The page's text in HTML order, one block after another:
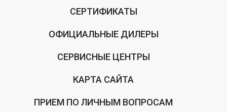
СЕРТИФИКАТЫ
ОФИЦИАЛЬНЫЕ ДИЛЕРЫ
СЕРВИСНЫЕ ЦЕНТРЫ
КАРТА САЙТА
ПРИЕМ ПО ЛИЧНЫМ ВОПРОСАМ